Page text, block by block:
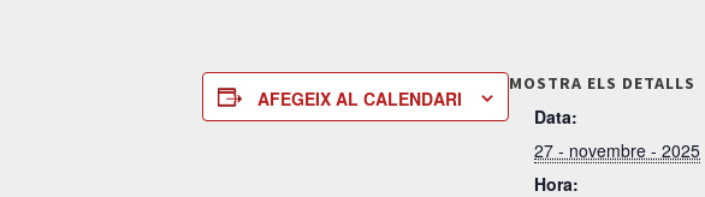
AFEGEIX AL CALENDARI
MOSTRA ELS DETALLS
Data:
27 - novembre - 2025
Hora: